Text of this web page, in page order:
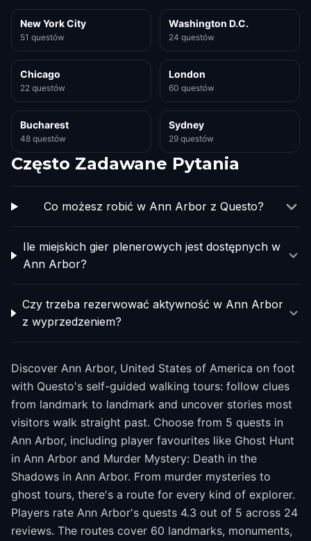
New York City
51 questów
Washington D.C.
24 questów
Chicago
22 questów
London
60 questów
Bucharest
48 questów
Sydney
29 questów
Często Zadawane Pytania
Co możesz robić w Ann Arbor z Questo?
Ile miejskich gier plenerowych jest dostępnych w
Ann Arbor?
Czy trzeba rezerwować aktywność w Ann Arbor
z wyprzedzeniem?
Discover Ann Arbor, United States of America on foot
with Questo's self-guided walking tours: follow clues
from landmark to landmark and uncover stories most
visitors walk straight past. Choose from 5 quests in
Ann Arbor, including player favourites like Ghost Hunt
in Ann Arbor and Murder Mystery: Death in the
Shadows in Ann Arbor. From murder mysteries to
ghost tours, there's a route for every kind of explorer.
Players rate Ann Arbor's quests 4.3 out of 5 across 24
reviews. The routes cover 60 landmarks, monuments,